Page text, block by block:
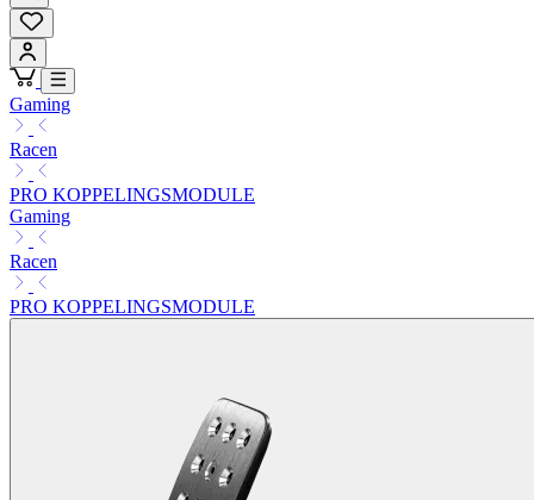
Gaming
Racen
PRO KOPPELINGSMODULE
Gaming
Racen
PRO KOPPELINGSMODULE